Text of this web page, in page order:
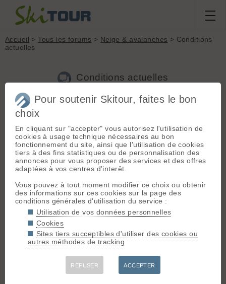
Accueil >Tous les forums > Neige & avalanches > Conditions
actuelles
Conditions actuelles
Nouveau sujet
O
olicam38 [32 posts] - Le 14/01/2016 12:00
Salut à tous
comme tous, je suis impatient que la saison démarre
vraiment. Je regarde donc les sorties récentes et je m'étonne
: dans tous les récits de sortie , sur le thème conditions 95%
assez déroutant que personne n'ait pu faire part
d'observations précises sur les accumulations de neige, et
danger potentiel lié aux conditions, alors que le BRA annonce
du 3 ou du 4 dans presque toutes les pentes.....
L'intérêt de skitour est également la fiabilité des conditions
décrites. Je ne dis pas que ce qui est écrit est faux, mais je
pense qu'il est important d'apporter un soin particulier à
l'observation de ces conditions pour les autres.
- Le 14/01/2016 14:36
Pour soutenir Skitour, faites le bon
choix
En cliquant sur "accepter" vous autorisez l'utilisation de
cookies à usage technique nécessaires au bon
fonctionnement du site, ainsi que l'utilisation de cookies
tiers à des fins statistiques ou de personnalisation des
annonces pour vous proposer des services et des offres
adaptées à vos centres d'interêt.
Vous pouvez à tout moment modifier ce choix ou obtenir
des informations sur ces cookies sur la page des
conditions générales d'utilisation du service :
Utilisation de vos données personnelles
Cookies
Sites tiers succeptibles d'utiliser des cookies ou
autres méthodes de tracking
REFUSER ACCEPTER